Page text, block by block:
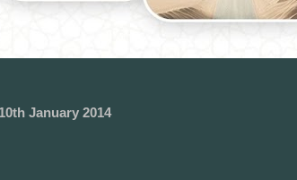
January 2014